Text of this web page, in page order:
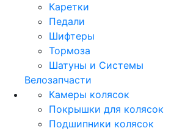
Каретки
Педали
Шифтеры
Тормоза
Шатуны и Системы
Велозапчасти
Камеры колясок
Покрышки для колясок
Подшипники колясок